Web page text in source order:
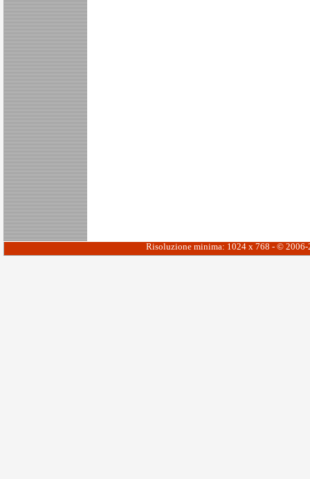
Risoluzione minima: 1024 x 768 - ©